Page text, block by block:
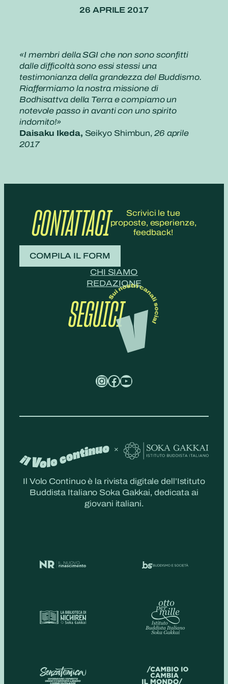
26 APRILE 2017
«I membri della SGI che non sono sconfitti
dalle difficoltà sono essi stessi una
testimonianza della grandezza del Buddismo.
Riaffermiamo la nostra missione di
Bodhisattva della Terra e compiamo un
notevole passo in avanti con uno spirito
indomito!»
Daisaku Ikeda, Seikyo Shimbun, 26 aprile
2017
CONTATTACI
Scrivici le tue
proposte, esperienze,
feedback!
COMPILA IL FORM
CHI SIAMO
REDAZIONE
SEGUICI
InstagramFacebook YouTube
Il Volo Continuo è la rivista digitale dell’Istituto
Buddista Italiano Soka Gakkai, dedicata ai
giovani italiani.